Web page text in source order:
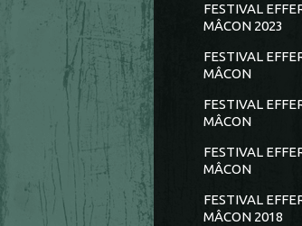
FESTIVAL
MÂCON 2023
FESTIVAL
MÂCON
FESTIVAL
MÂCON
FESTIVAL
MÂCON
FESTIVAL
MÂCON 2018